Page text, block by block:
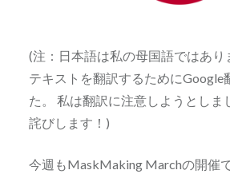
(注：日本語は私の母国語ではあり
テキストを翻訳するためにGoogle
た。 私は翻訳に注意しようとしま
詫びします！)
今週もMaskMaking Marchの開催